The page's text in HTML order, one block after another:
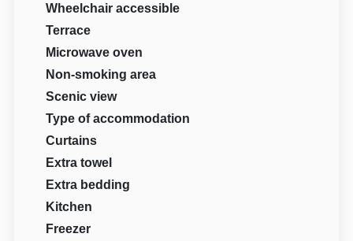
Wheelchair accessible
Terrace
Microwave oven
Non-smoking area
Scenic view
Type of accommodation
Curtains
Extra towel
Extra bedding
Kitchen
Freezer